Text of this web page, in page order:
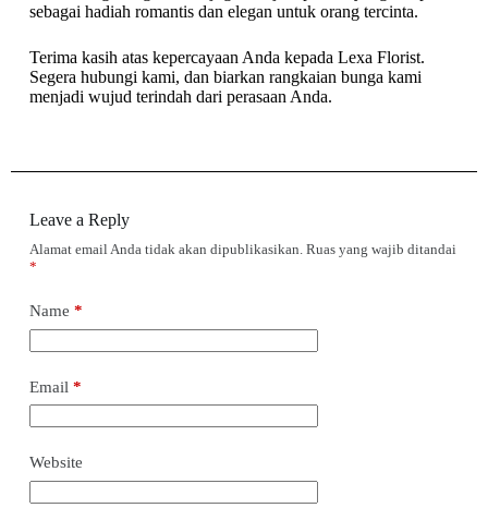
sebagai hadiah romantis dan elegan untuk orang tercinta.
Terima kasih atas kepercayaan Anda kepada Lexa Florist.
Segera hubungi kami, dan biarkan rangkaian bunga kami
menjadi wujud terindah dari perasaan Anda.
Leave a Reply
Alamat email Anda tidak akan dipublikasikan. Ruas yang wajib ditandai
*
Name *
Email *
Website